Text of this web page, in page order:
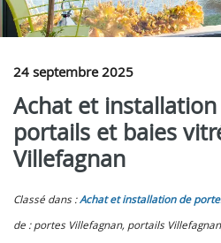
24 septembre 2025
Achat et
portails et baies
Villefagnan
Classé dans :Achat et installation de
de : portes Villefagnan, portails